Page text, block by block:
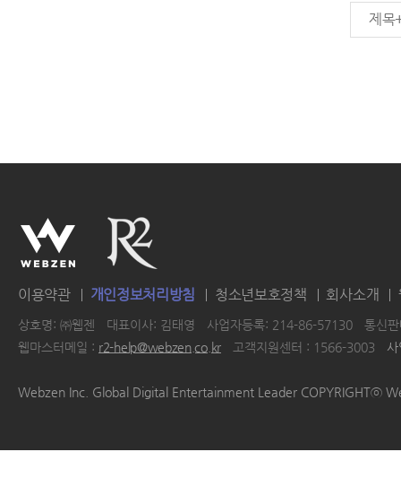
제목
이용약관 개인정보처리방침 청소년보호정책 회사소개
상호명: ㈜웹젠 대표이사: 김태영 사업자등록: 214-86-57130
통신
웹마스터메일 : r2-help@webzen.co.kr 고객지원센터 : 1566-3003
Webzen Inc. Global Digital Entertainment Leader COPYRIGHTⓒ